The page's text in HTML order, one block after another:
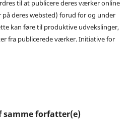
til at publicere deres værker online
på deres websted) forud for og under
kan føre til produktive udvekslinger,
fra publicerede værker. Initiative for
forfatter(e)